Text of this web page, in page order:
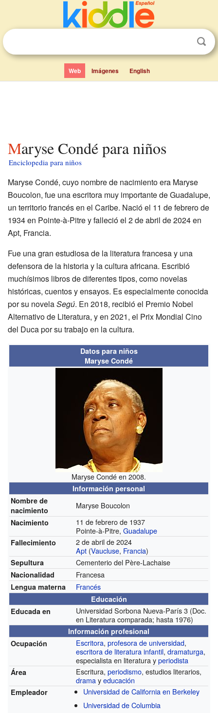
Web Imágenes English
Maryse Condé para niños
Enciclopedia para niños
Maryse Condé, cuyo nombre de nacimiento era Maryse
Boucolon, fue una escritora muy importante de Guadalupe,
un territorio francés en el Caribe. Nació el 11 de febrero de
1934 en Pointe-à-Pitre y falleció el 2 de abril de 2024 en
Apt, Francia.
Fue una gran estudiosa de la literatura francesa y una
defensora de la historia y la cultura africana. Escribió
muchísimos libros de diferentes tipos, como novelas
históricas, cuentos y ensayos. Es especialmente conocida
por su novelaSegú. En 2018, recibió el Premio Nobel
Alternativo de Literatura, y en 2021, el Prix Mondial Cino
del Duca por su trabajo en la cultura.
Datos para niños
Maryse Condé
Maryse Condé en 2008.
Información personal
Nombre de
nacimiento
Maryse Boucolon
Nacimiento
11 de febrero de 1937
Pointe-à-Pitre,Guadalupe
Fallecimiento
2 de abril de 2024
Apt (Vaucluse, Francia)
Sepultura Cementerio del Père-Lachaise
Nacionalidad Francesa
Lengua materna Francés
Educación
Educada en
Universidad Sorbona Nueva-París 3 (Doc.
en Literatura comparada; hasta 1976)
Información profesional
Ocupación
Escritora,profesora de universidad,
escritora de literatura infantil,dramaturga,
especialista en literatura yperiodista
Área Escritura,periodismo, estudios literarios,
dramayeducación
Empleador
Universidad de California en Berkeley
Universidad de Columbia